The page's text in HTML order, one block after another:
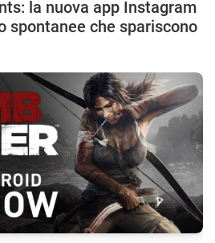
la nuova app Instagram
spontanee che spariscono